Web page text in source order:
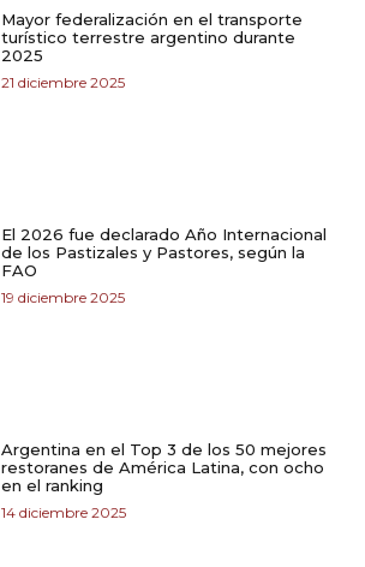
Mayor federalización en el transporte
turístico terrestre argentino durante
2025
21 diciembre 2025
El 2026 fue declarado Año Internacional
de los Pastizales y Pastores, según la
FAO
19 diciembre 2025
Argentina en el Top 3 de los 50 mejores
restoranes de América Latina, con ocho
en el ranking
14 diciembre 2025